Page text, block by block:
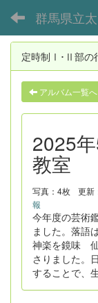
群馬県立
定時制Ⅰ･Ⅱ部の
アルバム一覧へ
2025
教室
写真：4枚 更新
報
今年度の芸術
ました。落
神楽を鏡味
さりました。
することで、